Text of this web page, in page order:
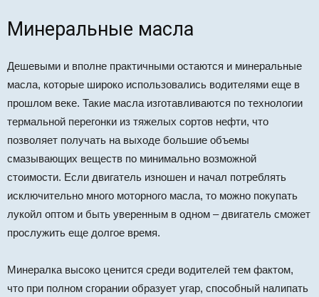
Минеральные масла
Дешевыми и вполне практичными остаются и минеральные
масла, которые широко использовались водителями еще в
прошлом веке. Такие масла изготавливаются по технологии
термальной перегонки из тяжелых сортов нефти, что
позволяет получать на выходе большие объемы
смазывающих веществ по минимально возможной
стоимости. Если двигатель изношен и начал потреблять
исключительно много моторного масла, то можно покупать
лукойл оптом и быть уверенным в одном – двигатель сможет
прослужить еще долгое время.
Минералка высоко ценится среди водителей тем фактом,
что при полном сгорании образует угар, способный налипать